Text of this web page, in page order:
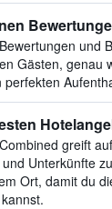
und
Gästen, genau
perfekten
greift
und Unterkünfte
Ort, damit du